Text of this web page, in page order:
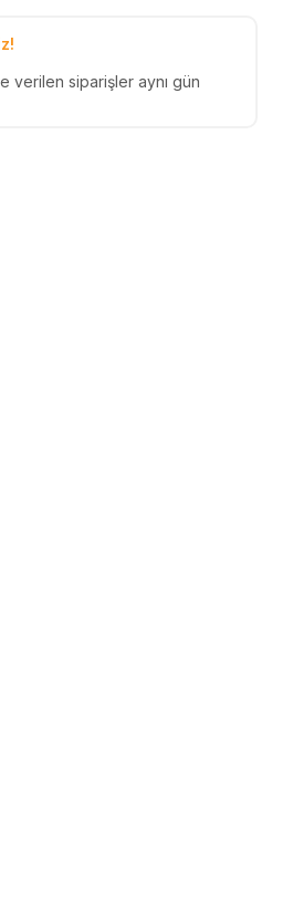
verilen siparişler aynı gün